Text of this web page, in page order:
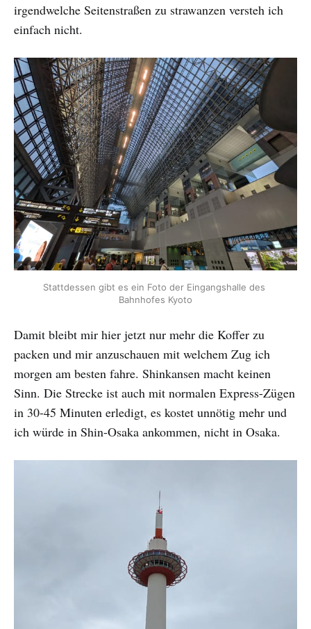
irgendwelche Seitenstraßen zu strawanzen versteh ich
einfach nicht.
Stattdessen gibt es ein Foto der Eingangshalle des
Bahnhofes Kyoto
Damit bleibt mir hier jetzt nur mehr die Koffer zu
packen und mir anzuschauen mit welchem Zug ich
morgen am besten fahre. Shinkansen macht keinen
Sinn. Die Strecke ist auch mit normalen Express-Zügen
in 30-45 Minuten erledigt, es kostet unnötig mehr und
ich würde in Shin-Osaka ankommen, nicht in Osaka.